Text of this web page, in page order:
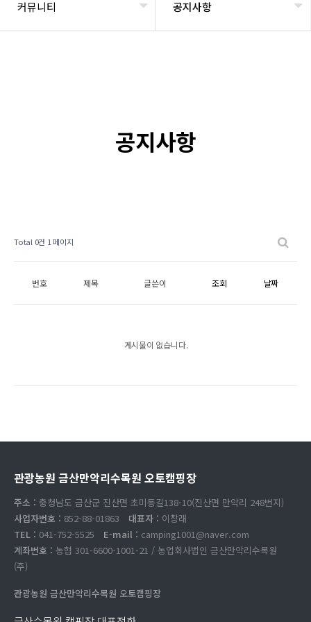
커뮤니티 공지사항
공지사항
Total 0건 1 페이지
번호 제목 글쓴이 조회 날짜
게시물이 없습니다.
관광농원 금산만악리수목원 오토캠핑장
주소 : 충청남도 금산군 진산면 초미동길138-10(진산면 만악리 248번지)
사업자번호 : 852-88-01863 대표자 : 이창래
TEL : 041-752-5525 E-mail : camping1001@naver.com
계좌번호 : 농협 301-6600-1001-21 / 농업회사법인 금산만악리수목원
(주)
관광농원 금산만악리수목원 오토캠핑장